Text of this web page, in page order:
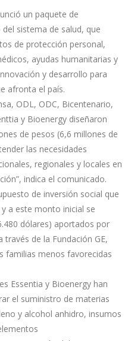
un paquete de
sistema de salud, que
de protección personal,
ayudas humanitarias y
y desarrollo para
afronta el país.
ODL, ODC, Bicentenario,
y Bioenergy diseñaron
de pesos (6,6 millones de
las necesidades
regionales y locales en
indica el comunicado.
de inversión social que
a este monto inicial se
dólares) aportados por
de la Fundación GE,
familias menos favorecidas
Essentia y Bioenergy han
el suministro de materias
y alcohol anhidro, insumos